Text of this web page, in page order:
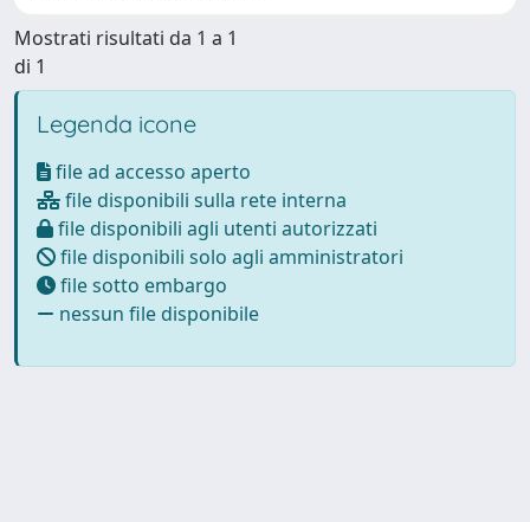
Mostrati risultati da 1 a 1
di 1
Legenda icone
file ad accesso aperto
file disponibili sulla rete interna
file disponibili agli utenti autorizzati
file disponibili solo agli amministratori
file sotto embargo
nessun file disponibile